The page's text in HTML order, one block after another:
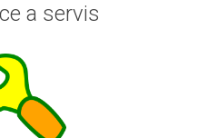
a servis